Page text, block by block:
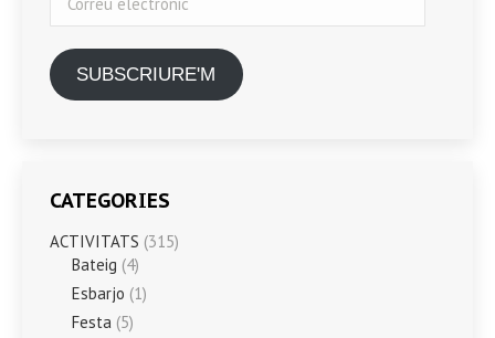
electrònic
SUBSCRIURE'M
CATEGORIES
ACTIVITATS (315)
Bateig (4)
Esbarjo (1)
Festa (5)